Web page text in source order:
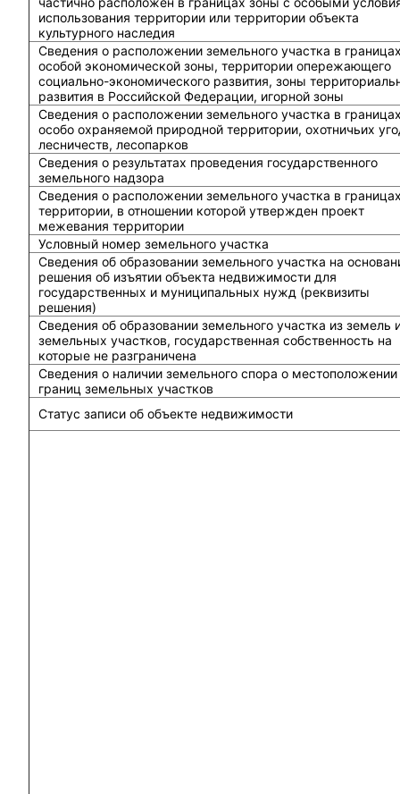
использования территории или территории объекта
культурного наследия
Сведения о расположении земельного участка в
особой экономической зоны, территории опережающего
социально-экономического развития, зоны
развития в Российской Федерации, игорной зоны
Сведения о расположении земельного участка в
особо охраняемой природной территории, охотничьих
лесничеств, лесопарков
Сведения о результатах проведения государственного
земельного надзора
Сведения о расположении земельного участка в
территории, в отношении которой утвержден проект
межевания территории
Условный номер земельного участка
Сведения об образовании земельного участка на
решения об изъятии объекта недвижимости для
государственных и муниципальных нужд (реквизиты
решения)
Сведения об образовании земельного участка из земель
земельных участков, государственная собственность на
которые не разграничена
Сведения о наличии земельного спора о местоположении
границ земельных участков
Статус записи об объекте недвижимости